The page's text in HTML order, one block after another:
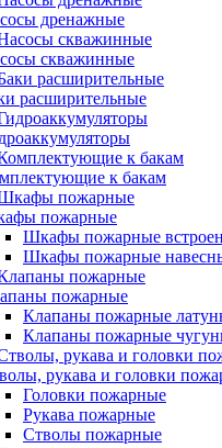
дренажные
скважинные
расширительные
к бакам
пожарные
Шкафы пожарные
Шкафы пожарные
пожарные
Клапаны пожарные
Клапаны пожарные
рукава и головки
Головки пожарные
Рукава пожарные
Стволы пожарные